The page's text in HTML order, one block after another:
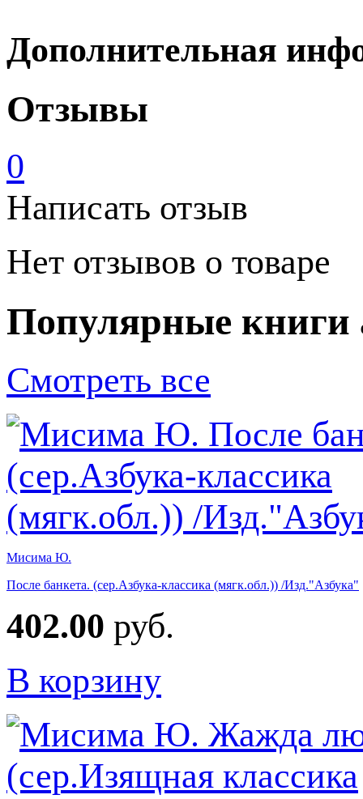
Дополнительная
Отзывы
0
Написать отзыв
Нет отзывов о товаре
Популярные книги
Смотреть все
Мисима Ю.
После банкета. (сер.Азбука-классика (мягк.обл.)) /Изд."Азбука"
402.00 руб.
В корзину